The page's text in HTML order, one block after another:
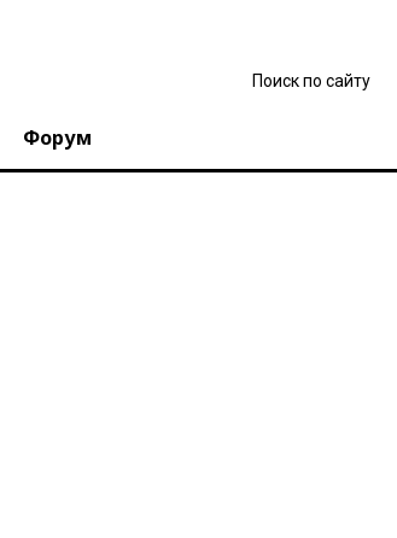
Форум